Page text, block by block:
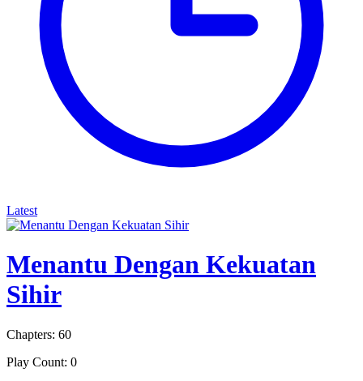
Latest
Menantu Dengan Kekuatan
Sihir
Chapters: 60
Play Count: 0